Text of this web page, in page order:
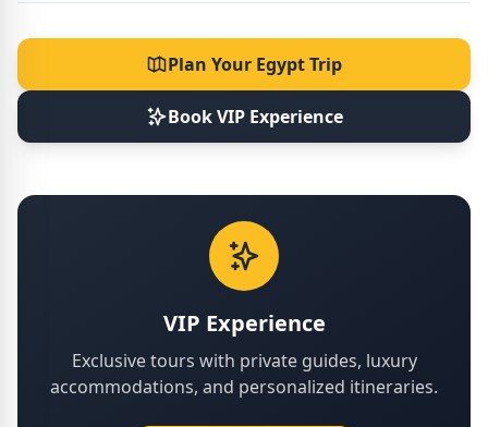
Plan Your Egypt Trip
Book VIP Experience
VIP Experience
Exclusive tours with private guides, luxury
accommodations, and personalized itineraries.